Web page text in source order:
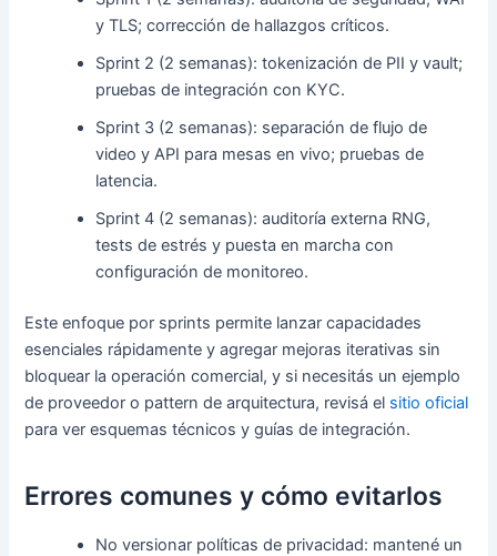
y TLS; corrección de hallazgos críticos.
Sprint 2 (2 semanas): tokenización de PII y vault;
pruebas de integración con KYC.
Sprint 3 (2 semanas): separación de flujo de
video y API para mesas en vivo; pruebas de
latencia.
Sprint 4 (2 semanas): auditoría externa RNG,
tests de estrés y puesta en marcha con
configuración de monitoreo.
Este enfoque por sprints permite lanzar capacidades
esenciales rápidamente y agregar mejoras iterativas sin
bloquear la operación comercial, y si necesitás un ejemplo
de proveedor o pattern de arquitectura, revisá el sitio oficial
para ver esquemas técnicos y guías de integración.
Errores comunes y cómo evitarlos
No versionar políticas de privacidad: mantené un